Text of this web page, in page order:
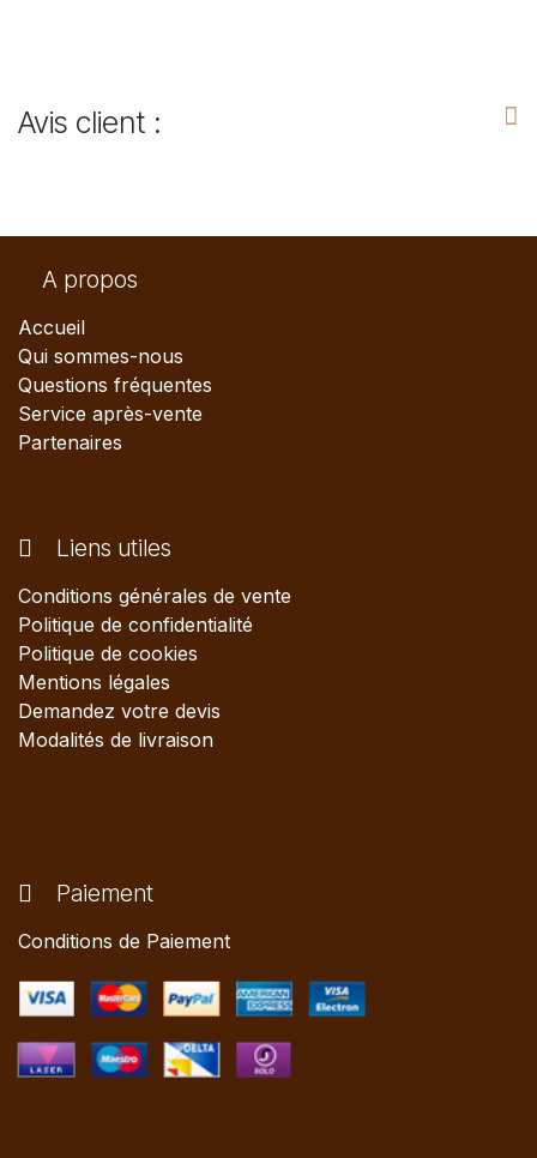
Avis client :
A propos
Accueil
Qui sommes-nous
Questions fréquentes
Service après-vente
Partenaires
Liens utiles
Conditions générales de vente
Politique de confidentialité
Politique de cookies
Mentions légales
Demandez votre devis
Modalités de livraison
Paiement
Conditions de Paiement